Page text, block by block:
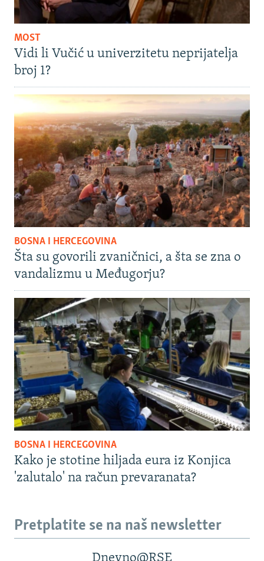
MOST
Vidi li Vučić u univerzitetu neprijatelja
broj 1?
BOSNA I HERCEGOVINA
Šta su govorili zvaničnici, a šta se zna o
vandalizmu u Međugorju?
BOSNA I HERCEGOVINA
Kako je stotine hiljada eura iz Konjica
'zalutalo' na račun prevaranata?
Pretplatite se na naš newsletter